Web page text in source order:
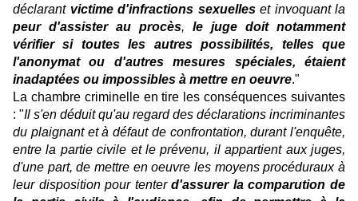
déclarant victime d'infractions sexuelleset invoquant la
peur d'assister au procès, le juge doit notamment
vérifier si toutes les autres possibilités, telles que
l'anonymat ou d'autres mesures spéciales, étaient
inadaptées ou impossibles à mettre en oeuvre."
La chambre criminelle en tire les conséquences suivantes
: "Il s'en déduit qu'au regard des déclarations incriminantes
du plaignant et à défaut de confrontation, durant l'enquête,
entre la partie civile et le prévenu, il appartient aux juges,
d'une part, de mettre en oeuvre les moyens procéduraux à
leur disposition pour tenterd'assurer la comparution de